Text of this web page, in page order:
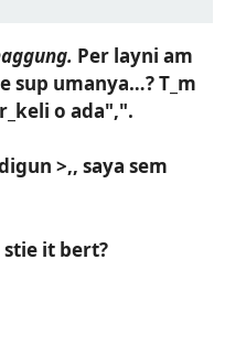
Per layni am
sup umanya…? T_m
o ada",".
>,, saya sem
it bert?